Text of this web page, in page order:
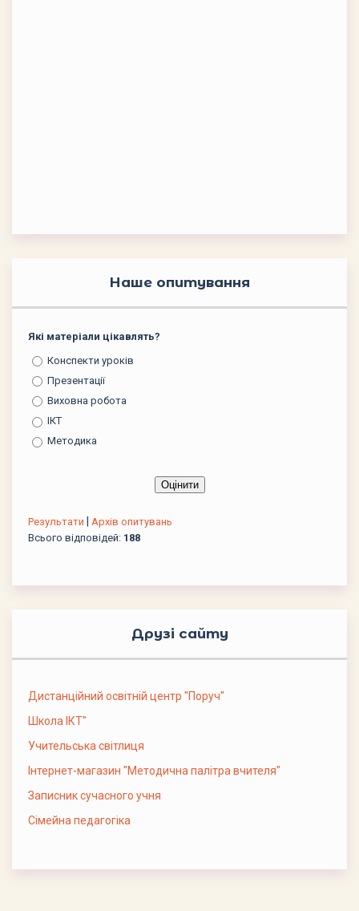
Наше опитування
Які матеріали цікавлять?
Конспекти уроків
Презентації
Виховна робота
ІКТ
Методика
Результати
Архів опитувань
Всього відповідей: 188
Друзі сайту
Дистанційний освітній центр "Поруч"
Школа ІКТ"
Учительська світлиця
Інтернет-магазин "Методична палітра вчителя"
Записник сучасного учня
Сімейна педагогіка